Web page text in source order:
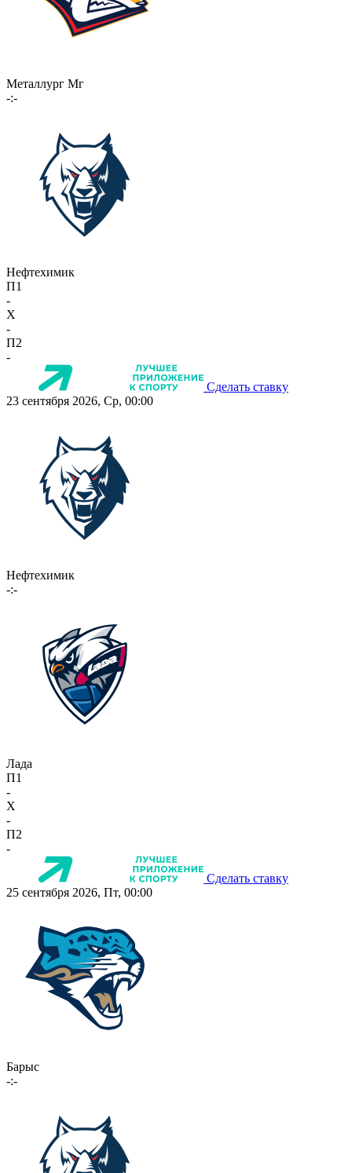
Металлург Мг
-:-
Нефтехимик
П1
-
X
-
П2
-
Сделать ставку
23 сентября 2026, Ср, 00:00
Нефтехимик
-:-
Лада
П1
-
X
-
П2
-
Сделать ставку
25 сентября 2026, Пт, 00:00
Барыс
-:-